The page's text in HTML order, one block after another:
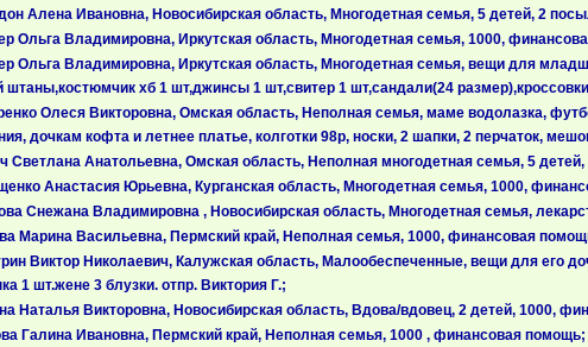
Алена Ивановна, Новосибирская область, Многодетная семья, 5 детей, 2
Ольга Владимировна, Иркутская область, Многодетная семья, 1000,
Ольга Владимировна, Иркутская область, Многодетная семья, вещи для
штаны,костюмчик хб 1 шт,джинсы 1 шт,свитер 1 шт,сандали(24
Олеся Викторовна, Омская область, Неполная семья, маме водолазка,
дочкам кофта и летнее платье, колготки 98р, носки, 2 шапки, 2 перчаток,
Светлана Анатольевна, Омская область, Неполная многодетная семья, 5
Анастасия Юрьевна, Курганская область, Многодетная семья, 1000,
Снежана Владимировна , Новосибирская область, Многодетная семья,
Марина Васильевна, Пермский край, Неполная семья, 1000, финансовая
Виктор Николаевич, Калужская область, Малообеспеченные, вещи для его
1 шт.жене 3 блузки. отпр. Виктория Г.;
Наталья Викторовна, Новосибирская область, Вдова/вдовец, 2 детей, 1000,
Галина Ивановна, Пермский край, Неполная семья, 1000 , финансовая помощь;